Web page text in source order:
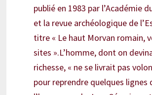
publié en 1983 par l’Académie
et la revue archéologique de
titre « Le haut Morvan romain,
sites ».L’homme, dont on
richesse, « ne se livrait pas
pour reprendre quelques lignes